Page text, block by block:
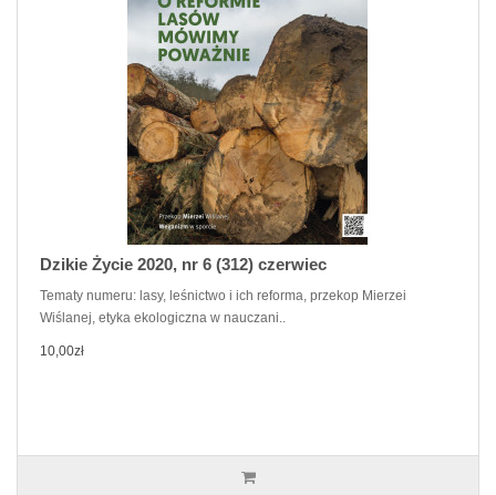
Dzikie Życie 2020, nr 6 (312) czerwiec
Tematy numeru: lasy, leśnictwo i ich reforma, przekop Mierzei
Wiślanej, etyka ekologiczna w nauczani..
10,00zł